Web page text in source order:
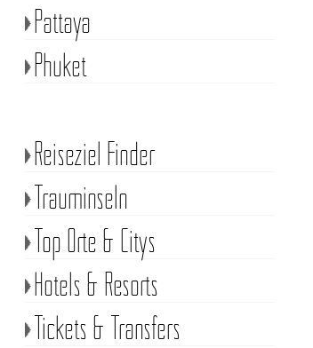
Pattaya
Phuket
Reiseziel Finder
Trauminseln
Top Orte & Citys
Hotels & Resorts
Tickets & Transfers